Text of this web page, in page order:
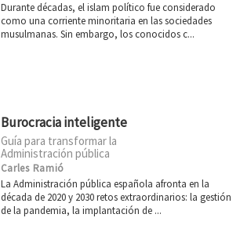
Durante décadas, el islam político fue considerado
como una corriente minoritaria en las sociedades
musulmanas. Sin embargo, los conocidos c...
Burocracia inteligente
Guía para transformar la
Administración pública
Carles Ramió
La Administración pública española afronta en la
década de 2020 y 2030 retos extraordinarios: la gestión
de la pandemia, la implantación de ...